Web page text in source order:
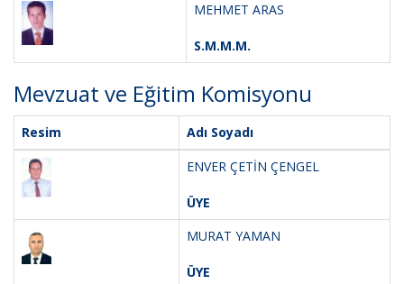
MEHMET ARAS
S.M.M.M.
Mevzuat ve Eğitim Komisyonu
Resim
Adı Soyadı
ENVER ÇETİN ÇENGEL
ÜYE
MURAT YAMAN
ÜYE